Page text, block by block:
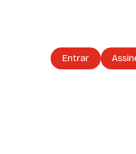
Entrar